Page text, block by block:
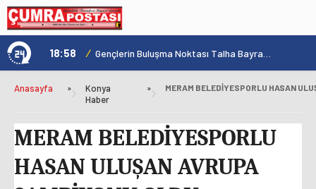
Konya'nın Zengin Mutfağı GastroFest'te Tanıtılacak 18:58 /
Anasayfa »
Konya
Haber
»
MERAM BELEDİYESPORLU
HASAN ULUŞAN AVRUPA